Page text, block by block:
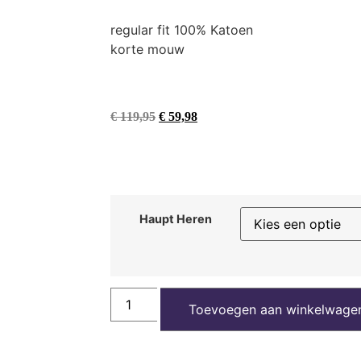
regular fit 100% Katoen
korte mouw
€119,95 € 59,98
Haupt Heren
Toevoegen aan